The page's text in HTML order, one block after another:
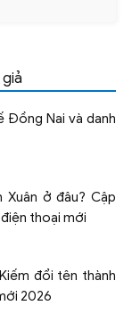
Đồng Nai và danh
Xuân ở đâu? Cập
thoại mới
đổi tên thành
2026